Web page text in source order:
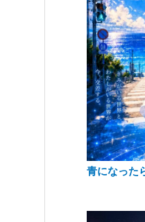
青になった